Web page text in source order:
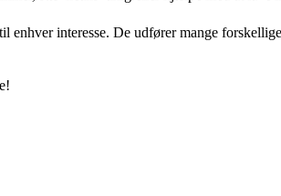
enhver interesse. De udfører mange